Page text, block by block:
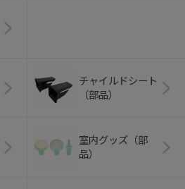
チャイルドシート
（部品）
室内グッズ（部
品）